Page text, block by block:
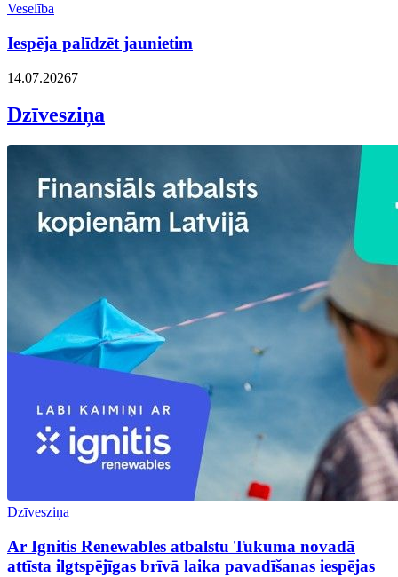
Veselība
Iespēja palīdzēt jaunietim
14.07.20267
Dzīvesziņa
Dzīvesziņa
Ar Ignitis Renewables atbalstu Tukuma novadā
attīsta ilgtspējīgas brīvā laika pavadīšanas iespējas